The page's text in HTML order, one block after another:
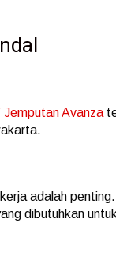
Jemputan Avanza
adalah
dibutuhkan